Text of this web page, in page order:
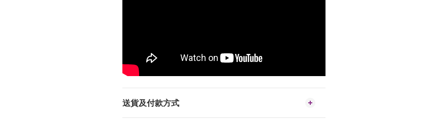
送貨及付款方式